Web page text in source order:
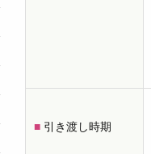
■ 引き渡し時期